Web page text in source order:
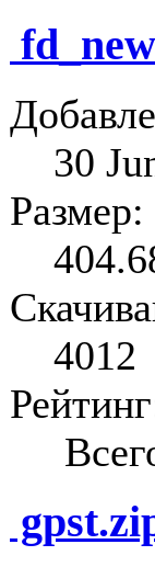
30
Размер:
4012